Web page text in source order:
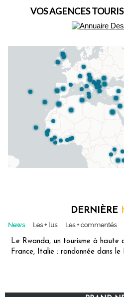
VOS AGENCES
DERNIÈRE
News Les + lus Les + commentés
Le Rwanda, un tourisme à haute
France, Italie : randonnée dans